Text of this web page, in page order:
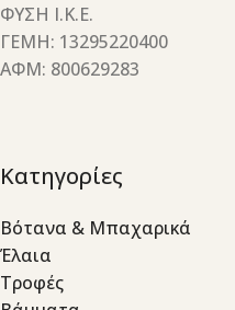
ΦΥΣΗ Ι.Κ.Ε.
ΓΕΜΗ: 13295220400
ΑΦΜ: 800629283
Κατηγορίες
Βότανα & Μπαχαρικά
Έλαια
Τροφές